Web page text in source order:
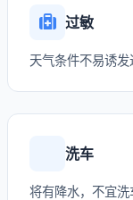
过敏
天气条件不易诱发
洗车
将有降水，不宜洗